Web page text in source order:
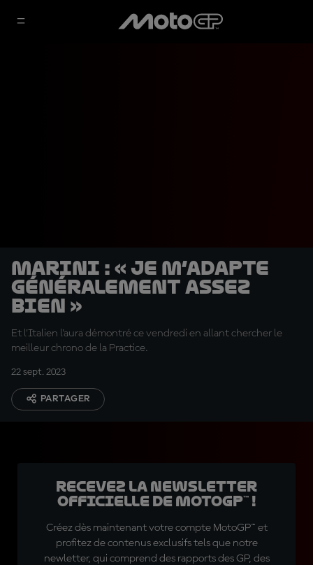
Marini : « Je m’adapte
généralement assez
bien »
Et l'Italien l'aura démontré ce vendredi en allant chercher le
meilleur chrono de la Practice.
22 sept. 2023
PARTAGER
Recevez la Newsletter
officielle de MotoGP™ !
Créez dès maintenant votre compte MotoGP™ et
profitez de contenus exclusifs tels que notre
newletter, qui comprend des rapports des GP, des